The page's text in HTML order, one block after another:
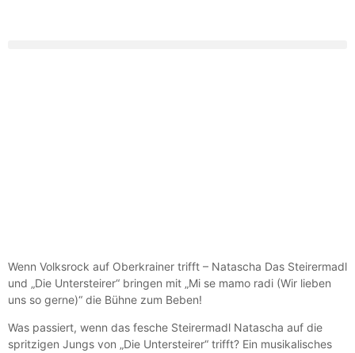
Wenn Volksrock auf Oberkrainer trifft – Natascha Das Steirermadl
und „Die Untersteirer“ bringen mit „Mi se mamo radi (Wir lieben
uns so gerne)“ die Bühne zum Beben!
Was passiert, wenn das fesche Steirermadl Natascha auf die
spritzigen Jungs von „Die Untersteirer“ trifft? Ein musikalisches